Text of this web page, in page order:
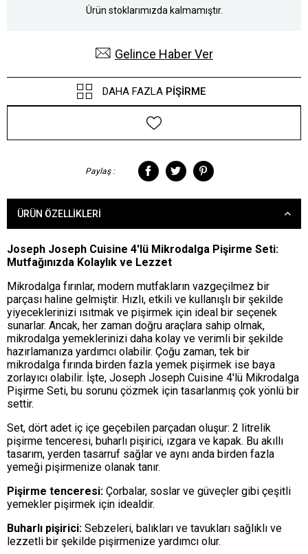
Ürün stoklarımızda kalmamıştır.
Gelince Haber Ver
DAHA FAZLA PIŞIRME
Paylaş :
ÜRÜN ÖZELLIKLERI
Joseph Joseph Cuisine 4'lü Mikrodalga Pişirme Seti:
Mutfağınızda Kolaylık ve Lezzet
Mikrodalga fırınlar, modern mutfakların vazgeçilmez bir
parçası haline gelmiştir. Hızlı, etkili ve kullanışlı bir şekilde
yiyeceklerinizi ısıtmak ve pişirmek için ideal bir seçenek
sunarlar. Ancak, her zaman doğru araçlara sahip olmak,
mikrodalga yemeklerinizi daha kolay ve verimli bir şekilde
hazırlamanıza yardımcı olabilir. Çoğu zaman, tek bir
mikrodalga fırında birden fazla yemek pişirmek ise baya
zorlayıcı olabilir. İşte, Joseph Joseph Cuisine 4'lü Mikrodalga
Pişirme Seti, bu sorunu çözmek için tasarlanmış çok yönlü bir
settir.
Set, dört adet iç içe geçebilen parçadan oluşur: 2 litrelik
pişirme tenceresi, buharlı pişirici, ızgara ve kapak. Bu akıllı
tasarım, yerden tasarruf sağlar ve aynı anda birden fazla
yemeği pişirmenize olanak tanır.
Pişirme tenceresi: Çorbalar, soslar ve güveçler gibi çeşitli
yemekler pişirmek için idealdir.
Buharlı pişirici: Sebzeleri, balıkları ve tavukları sağlıklı ve
lezzetli bir şekilde pişirmenize yardımcı olur.